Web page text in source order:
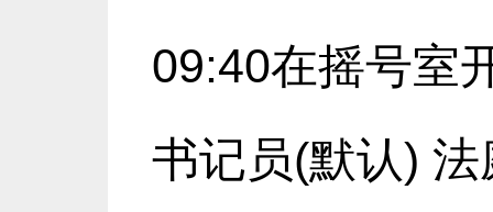
09:40在摇号室
书记员(默认)